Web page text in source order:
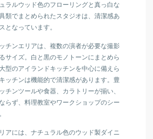
ラルウッド色のフローリングと真っ白な
類でまとめられたスタジオは、清潔感あ
となっています。
チンエリアは、複数の演者が必要な撮影
サイズ。白と黒のモノトーンにまとめら
型のアイランドキッチンを中心に備えら
ッチンは機能的で清潔感があります。豊
チンツールや食器、カラトリーが揃い、
らず、料理教室やワークショップのシー
アには、ナチュラル色のウッド製ダイニ